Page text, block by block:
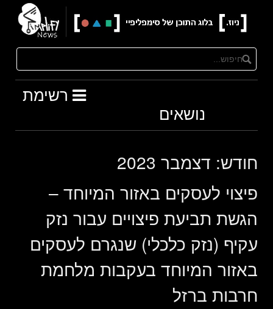
content
רשימת
נושאים
חודש: דצמבר 2023
פיצוי לעסקים באזור המיוחד –
הגשת תביעת פיצויים עבור נזק
עקיף (נזק כלכלי) שנגרם לעסקים
באזור המיוחד בעקבות מלחמת
חרבות ברזל